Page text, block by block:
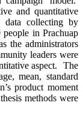
and quantitative
data collecting by
in Prachuap
the administrators
leaders were
aspect. The
mean, standard
product moment
methods were